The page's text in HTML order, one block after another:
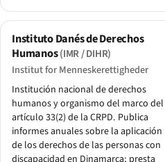
Instituto Danés de Derechos
Humanos(IMR / DIHR)
Institut for Menneskerettigheder
Institución nacional de derechos
humanos y organismo del marco del
artículo 33(2) de la CRPD. Publica
informes anuales sobre la aplicación
de los derechos de las personas con
discapacidad en Dinamarca; presta